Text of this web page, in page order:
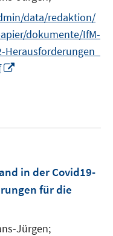
ndata/redaktion/
dokumente/IfM-
u
F
n
t
in der Covid19-
für die
Jürgen;